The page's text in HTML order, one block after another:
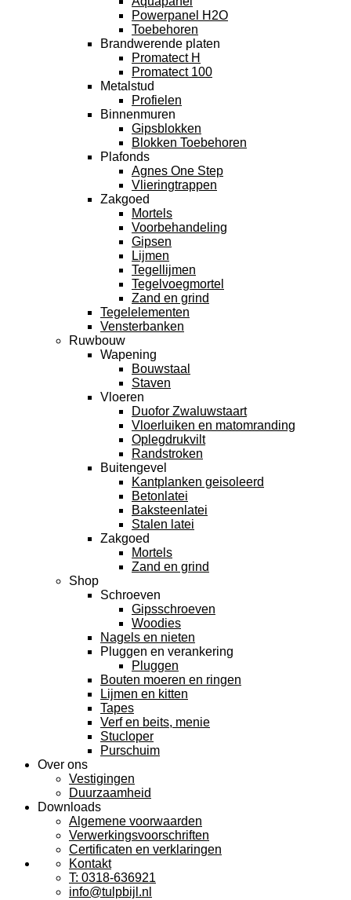
Powerpanel H2O
Toebehoren
Brandwerende platen
Promatect H
Promatect 100
Metalstud
Profielen
Binnenmuren
Gipsblokken
Blokken Toebehoren
Plafonds
Agnes One Step
Vlieringtrappen
Zakgoed
Mortels
Voorbehandeling
Gipsen
Lijmen
Tegellijmen
Tegelvoegmortel
Zand en grind
Tegelelementen
Vensterbanken
Ruwbouw
Wapening
Bouwstaal
Staven
Vloeren
Duofor Zwaluwstaart
Vloerluiken en matomranding
Oplegdrukvilt
Randstroken
Buitengevel
Kantplanken geisoleerd
Betonlatei
Baksteenlatei
Stalen latei
Zakgoed
Mortels
Zand en grind
Shop
Schroeven
Gipsschroeven
Woodies
Nagels en nieten
Pluggen en verankering
Pluggen
Bouten moeren en ringen
Lijmen en kitten
Tapes
Verf en beits, menie
Stucloper
Purschuim
Over ons
Vestigingen
Duurzaamheid
Downloads
Algemene voorwaarden
Verwerkingsvoorschriften
Certificaten en verklaringen
Kontakt
T: 0318-636921
info@tulpbijl.nl